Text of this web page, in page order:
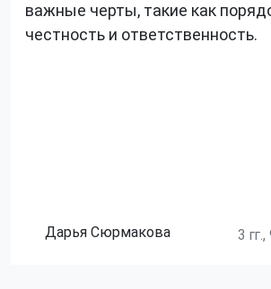
важные черты, такие как
честность и ответственность.
Дарья Сюрмакова 3